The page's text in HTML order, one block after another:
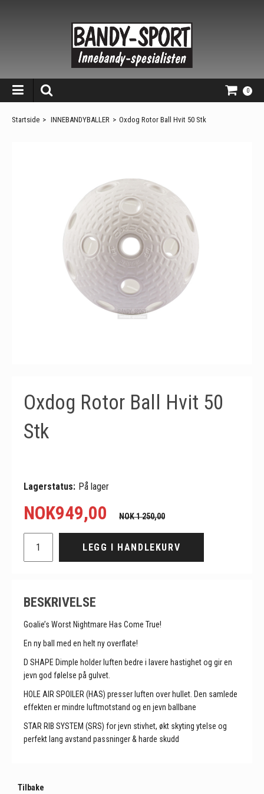
0
Startside > INNEBANDYBALLER > Oxdog Rotor Ball Hvit 50 Stk
Oxdog Rotor Ball Hvit 50
Stk
Lagerstatus: På lager
NOK949,00 NOK 1 250,00
LEGG I HANDLEKURV
BESKRIVELSE
Goalie’s Worst Nightmare Has Come True!
En ny ball med en helt ny overflate!
D SHAPE Dimple holder luften bedre i lavere hastighet og gir en
jevn god følelse på gulvet.
HOLE AIR SPOILER (HAS) presser luften over hullet. Den samlede
effekten er mindre luftmotstand og en jevn ballbane
STAR RIB SYSTEM (SRS) for jevn stivhet, økt skyting ytelse og
perfekt lang avstand passninger & harde skudd
Tilbake